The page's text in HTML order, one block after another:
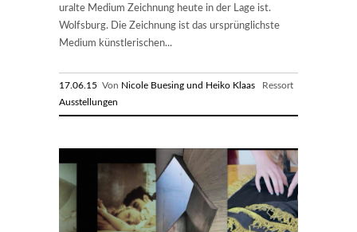
uralte Medium Zeichnung heute in der Lage ist.
Wolfsburg. Die Zeichnung ist das ursprünglichste
Medium künstlerischen...
17.06.15 Von Nicole Buesing und Heiko Klaas Ressort
Ausstellungen